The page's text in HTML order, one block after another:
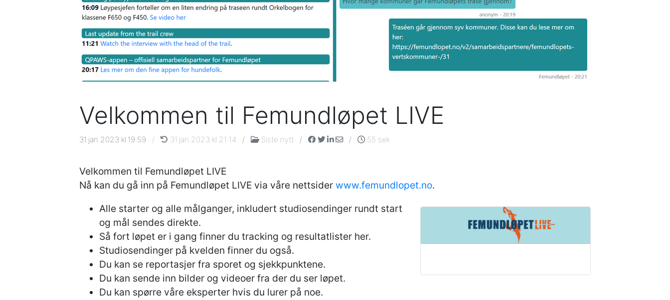
Velkommen til Femundløpet LIVE
31.jan 2023 kl.19:59 / 31.jan 2023 kl.21:14 / Siste nytt / / 55 sek
Velkommen til Femundløpet LIVE
Nå kan du gå inn på Femundløpet LIVE via våre nettsider www.femundlopet.no.
Alle starter og alle målganger, inkludert studiosendinger rundt start
og mål sendes direkte.
Så fort løpet er i gang finner du tracking og resultatlister her.
Studiosendinger på kvelden finner du også.
Du kan se reportasjer fra sporet og sjekkpunktene.
Du kan sende inn bilder og videoer fra der du ser løpet.
Du kan spørre våre eksperter hvis du lurer på noe.